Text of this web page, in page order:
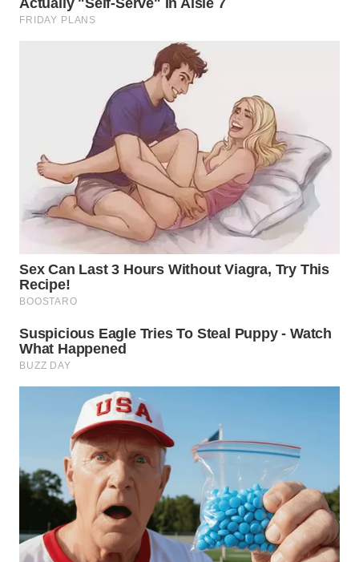
WN
KALSEL
WN
KALTIM
WN
SULSEL
GORONTALO
MALUKU
WN
WN